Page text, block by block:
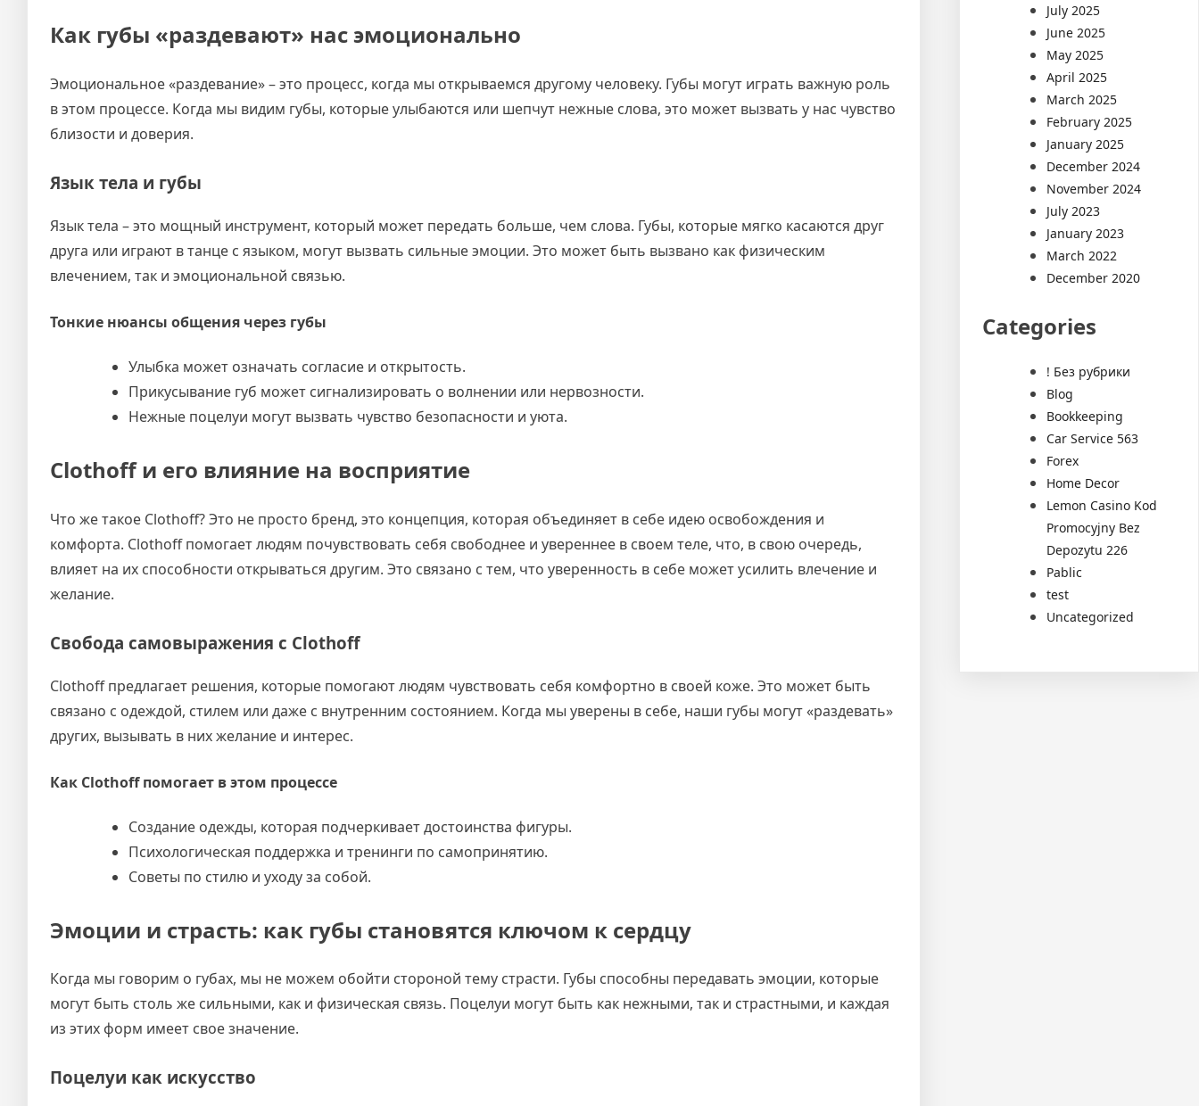
Как губы «раздевают» нас эмоционально
Эмоциональное «раздевание» – это процесс, когда мы открываемся другому человеку. Губы могут играть важную роль
в этом процессе. Когда мы видим губы, которые улыбаются или шепчут нежные слова, это может вызвать у нас чувство
близости и доверия.
Язык тела и губы
Язык тела – это мощный инструмент, который может передать больше, чем слова. Губы, которые мягко касаются друг
друга или играют в танце с языком, могут вызвать сильные эмоции. Это может быть вызвано как физическим
влечением, так и эмоциональной связью.
Тонкие нюансы общения через губы
Улыбка может означать согласие и открытость.
Прикусывание губ может сигнализировать о волнении или нервозности.
Нежные поцелуи могут вызвать чувство безопасности и уюта.
Clothoff и его влияние на восприятие
Что же такое Clothoff? Это не просто бренд, это концепция, которая объединяет в себе идею освобождения и
комфорта. Clothoff помогает людям почувствовать себя свободнее и увереннее в своем теле, что, в свою очередь,
влияет на их способности открываться другим. Это связано с тем, что уверенность в себе может усилить влечение и
желание.
Свобода самовыражения с Clothoff
Clothoff предлагает решения, которые помогают людям чувствовать себя комфортно в своей коже. Это может быть
связано с одеждой, стилем или даже с внутренним состоянием. Когда мы уверены в себе, наши губы могут «раздевать»
других, вызывать в них желание и интерес.
Как Clothoff помогает в этом процессе
Создание одежды, которая подчеркивает достоинства фигуры.
Психологическая поддержка и тренинги по самопринятию.
Советы по стилю и уходу за собой.
Эмоции и страсть: как губы становятся ключом к сердцу
Когда мы говорим о губах, мы не можем обойти стороной тему страсти. Губы способны передавать эмоции, которые
могут быть столь же сильными, как и физическая связь. Поцелуи могут быть как нежными, так и страстными, и каждая
из этих форм имеет свое значение.
Поцелуи как искусство
July 2025
June 2025
May 2025
April 2025
March 2025
February 2025
January 2025
December 2024
November 2024
July 2023
January 2023
March 2022
December 2020
Categories
! Без рубрики
Blog
Bookkeeping
Car Service 563
Forex
Home Decor
Lemon Casino Kod
Promocyjny Bez
Depozytu 226
Pablic
test
Uncategorized